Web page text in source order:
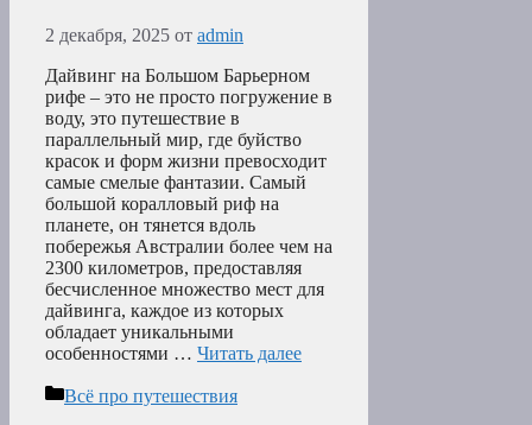
2 декабря, 2025 от admin
Дайвинг на Большом Барьерном
рифе – это не просто погружение в
воду, это путешествие в
параллельный мир, где буйство
красок и форм жизни превосходит
самые смелые фантазии. Самый
большой коралловый риф на
планете, он тянется вдоль
побережья Австралии более чем на
2300 километров, предоставляя
бесчисленное множество мест для
дайвинга, каждое из которых
обладает уникальными
особенностями … Читать далее
Рубрики
Всё про путешествия